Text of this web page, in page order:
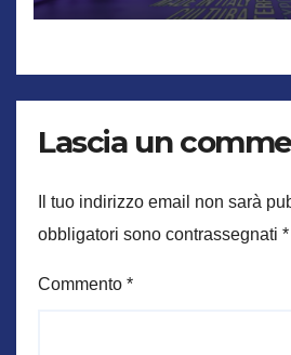
Lascia un
Il tuo indirizzo email non sarà
obbligatori sono contrassegnati *
Commento *